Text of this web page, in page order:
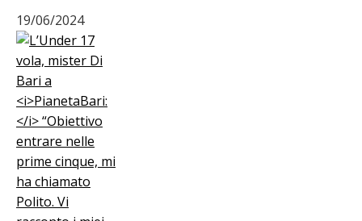
19/06/2024